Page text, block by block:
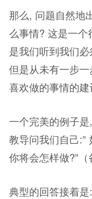
那么, 问题自然地
么事情? 这是一
是我们听到我们
但是从未有一步
喜欢做的事情的建
一个完美的例子
教导问我们自己:”
你将会怎样做?”（
典型的回答接着